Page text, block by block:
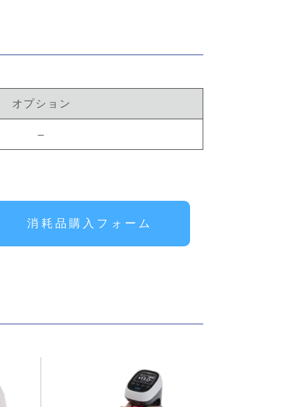
オプション
–
消耗品購入フォーム